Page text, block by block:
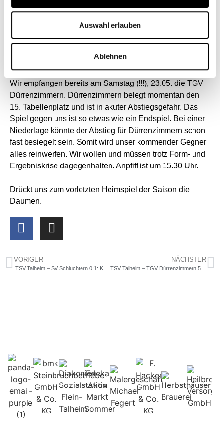
Auswahl erlauben
Ablehnen
nach vorne entwickelten wir über die gesamte Spielzeit
nicht den notwendigen Druck. Schwaigern konnte unsere
Angriffe recht einfach abwehren.
Ausblick: Leider zeichnet sich auch für das kommende
Wochenende eine angespannte Personalsituation ab.
Wir empfangen bereits am Samstag (!!!), 23.05. die TGV
Dürrenzimmern. Dürrenzimmern belegt momentan den
15. Tabellenplatz und ist in akuter Abstiegsgefahr. Das
Spiel gegen uns ist so etwas wie ein Endspiel. Bei einer
Niederlage könnte der Abstieg für Dürrenzimmern schon
fast besiegelt sein. Somit wird unser kommender Gegner
alles reinwerfen. Wir wollen und müssen trotz Form- und
Ergebniskrise dagegenhalten. Anpfiff ist um 15.30 Uhr.
Drückt uns zum vorletzten Heimspiel der Saison die
Daumen.
VORIGER NÄCHSTER
TSV Talheim – TGV Dürrenzimmern 5:1: Klarer Heimsieg nach Durststrecke